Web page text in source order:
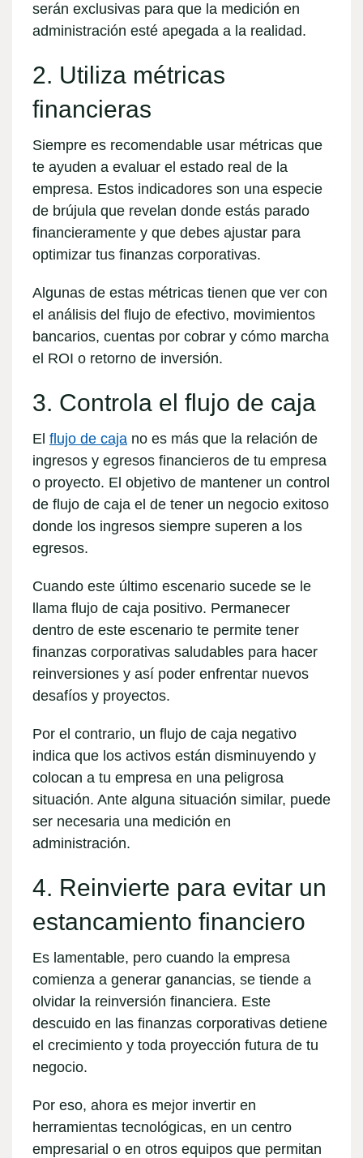
serán exclusivas para que la medición en
administración esté apegada a la realidad.
2. Utiliza métricas
financieras
Siempre es recomendable usar métricas que
te ayuden a evaluar el estado real de la
empresa. Estos indicadores son una especie
de brújula que revelan donde estás parado
financieramente y que debes ajustar para
optimizar tus finanzas corporativas.
Algunas de estas métricas tienen que ver con
el análisis del flujo de efectivo, movimientos
bancarios, cuentas por cobrar y cómo marcha
el ROI o retorno de inversión.
3. Controla el flujo de caja
El flujo de caja no es más que la relación de
ingresos y egresos financieros de tu empresa
o proyecto. El objetivo de mantener un control
de flujo de caja el de tener un negocio exitoso
donde los ingresos siempre superen a los
egresos.
Cuando este último escenario sucede se le
llama flujo de caja positivo. Permanecer
dentro de este escenario te permite tener
finanzas corporativas saludables para hacer
reinversiones y así poder enfrentar nuevos
desafíos y proyectos.
Por el contrario, un flujo de caja negativo
indica que los activos están disminuyendo y
colocan a tu empresa en una peligrosa
situación. Ante alguna situación similar, puede
ser necesaria una medición en
administración.
4. Reinvierte para evitar un
estancamiento financiero
Es lamentable, pero cuando la empresa
comienza a generar ganancias, se tiende a
olvidar la reinversión financiera. Este
descuido en las finanzas corporativas detiene
el crecimiento y toda proyección futura de tu
negocio.
Por eso, ahora es mejor invertir en
herramientas tecnológicas, en un centro
empresarial o en otros equipos que permitan